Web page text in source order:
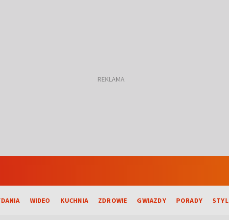
WIDEO KUCHNIA ZDROWIE GWIAZDY PORADY STYL